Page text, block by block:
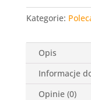
Mac
Mistral
72/12,5
Kategorie:
Opis
Informacje
Opinie (0)